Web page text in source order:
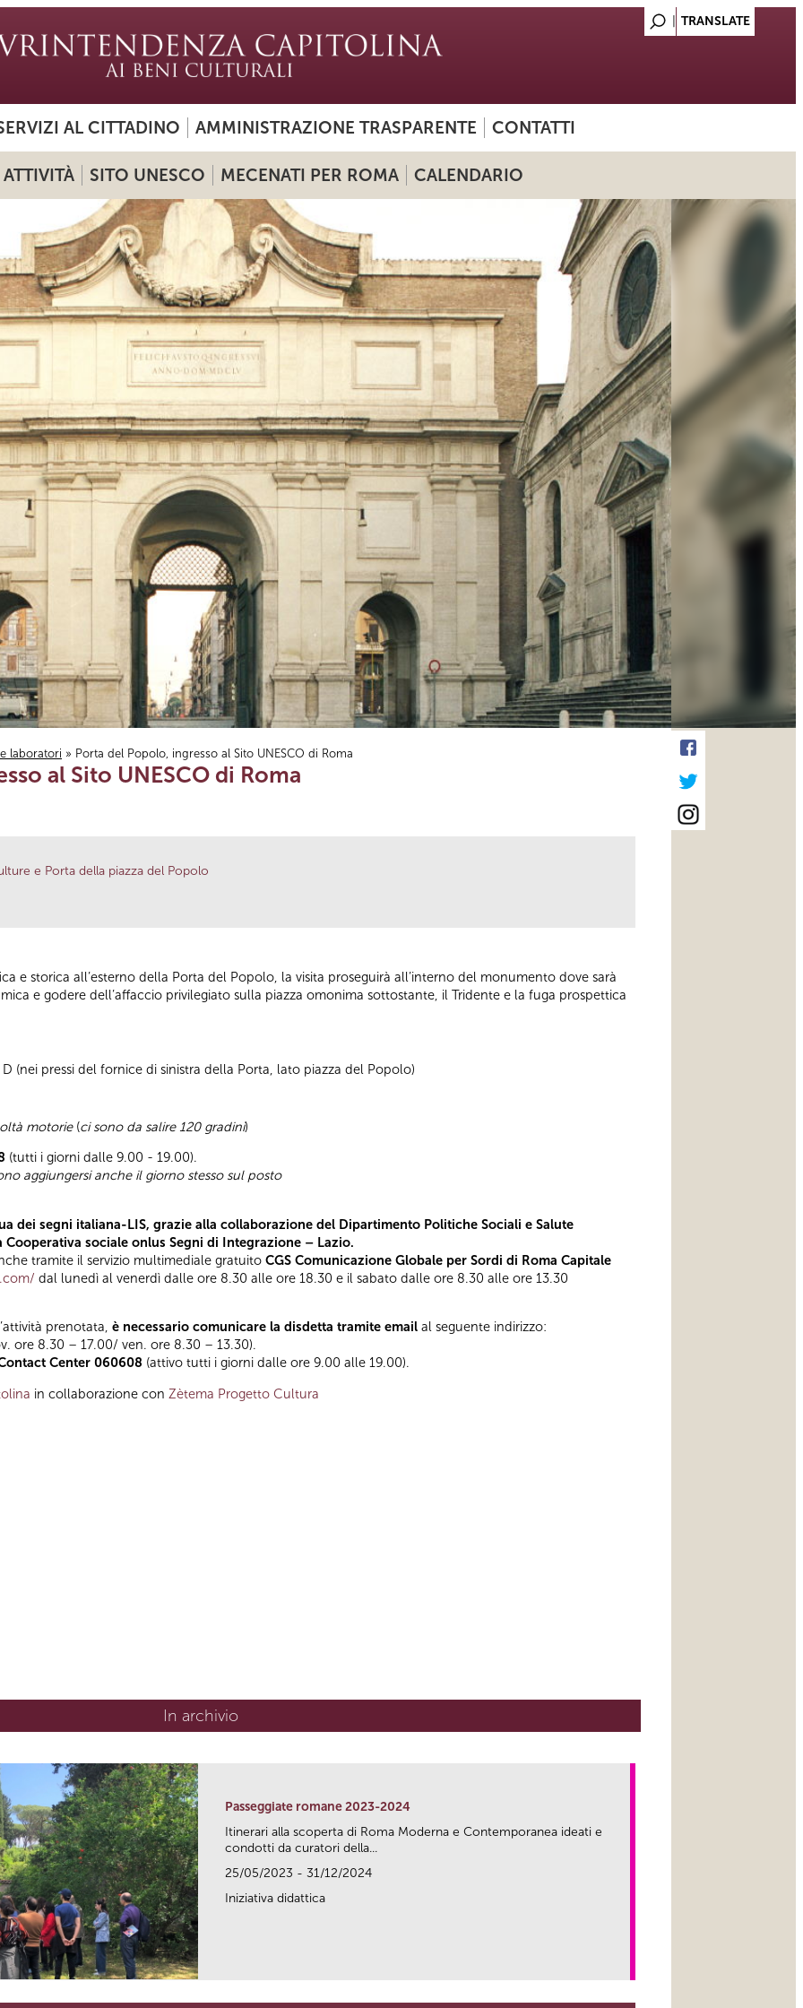
AL CITTADINO AMMINISTRAZIONE TRASPARENTE CONTATTI
ATTIVITÀ SITO UNESCO MECENATI PER ROMA CALENDARIO
laboratori » Porta del Popolo, ingresso al Sito UNESCO di Roma
al Sito UNESCO di Roma
e Porta della piazza del Popolo
e storica all’esterno della Porta del Popolo, la visita proseguirà all’interno del monumento dove sarà
e godere dell’affaccio privilegiato sulla piazza omonima sottostante, il Tridente e la fuga prospettica
(nei pressi del fornice di sinistra della Porta, lato piazza del Popolo)
motorie(ci sono da salire 120 gradini)
(tutti i giorni dalle 9.00 - 19.00).
aggiungersi anche il giorno stesso sul posto
dei segni italiana-LIS, grazie alla collaborazione del Dipartimento Politiche Sociali e Salute
Cooperativa sociale onlus Segni di Integrazione – Lazio.
tramite il servizio multimediale gratuito CGS Comunicazione Globale per Sordi di Roma Capitale
dal lunedì al venerdì dalle ore 8.30 alle ore 18.30 e il sabato dalle ore 8.30 alle ore 13.30
prenotata, è necessario comunicare la disdetta tramite email al seguente indirizzo:
ore 8.30 – 17.00/ ven. ore 8.30 – 13.30).
Center 060608 (attivo tutti i giorni dalle ore 9.00 alle 19.00).
in collaborazione con Zètema Progetto Cultura
In archivio
Passeggiate romane 2023-2024
Itinerari alla scoperta di Roma Moderna e Contemporanea ideati e
condotti da curatori della...
25/05/2023 - 31/12/2024
Iniziativa didattica